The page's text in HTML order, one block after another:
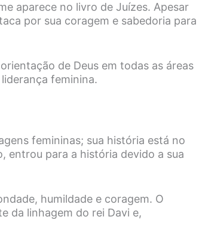
aparece no livro de Juízes. Apesar
por sua coragem e sabedoria para
de Deus em todas as áreas
feminina.
femininas; sua história está no
entrou para a história devido a sua
humildade e coragem. O
da linhagem do rei Davi e,